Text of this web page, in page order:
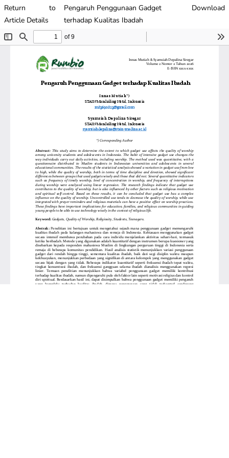
Return to
Article Details
Pengaruh Penggunaan Gadget
terhadap Kualitas Ibadah
Download